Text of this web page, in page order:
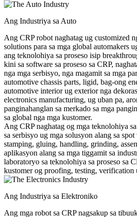
Ang Industriya sa Auto
Ang CRP robot naghatag ug customized
solutions para sa mga global automakers
ang teknolohiya sa proseso isip
kini sa software sa proseso sa CRP,
nga mga serbisyo, nga magamit sa mga
automotive chassis parts, ligid, bag-ong
automotive interior ug exterior nga
electronics manufacturing, ug uban pa,
panginahanglan sa merkado sa mga
sa global nga mga kustomer.
Ang CRP naghatag og mga teknolohiya
sa serbisyo ug mga solusyon alang sa
stamping, gluing, handling, grinding,
aplikasyon alang sa mga tiggamit sa
laboratoryo sa teknolohiya sa proseso sa
kustomer og proofing, testing, verification
Ang Industriya sa Elektroniko
Ang mga robot sa CRP nagsakup sa